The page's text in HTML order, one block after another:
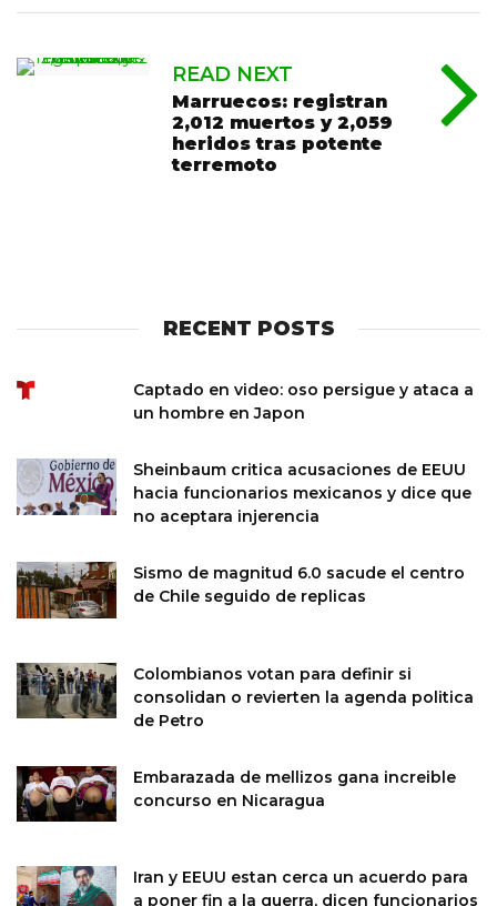
READ NEXT
Marruecos: registran
2,012 muertos y 2,059
heridos tras potente
terremoto
RECENT POSTS
Captado en video: oso persigue y ataca a
un hombre en Japon
Sheinbaum critica acusaciones de EEUU
hacia funcionarios mexicanos y dice que
no aceptara injerencia
Sismo de magnitud 6.0 sacude el centro
de Chile seguido de replicas
Colombianos votan para definir si
consolidan o revierten la agenda politica
de Petro
Embarazada de mellizos gana increible
concurso en Nicaragua
Iran y EEUU estan cerca un acuerdo para
a poner fin a la guerra, dicen funcionarios